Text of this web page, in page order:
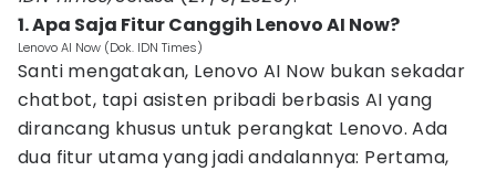
1. Apa Saja Fitur Canggih Lenovo AI Now?
Lenovo AI Now (Dok. IDN Times)
Santi mengatakan, Lenovo AI Now bukan sekadar
chatbot, tapi asisten pribadi berbasis AI yang
dirancang khusus untuk perangkat Lenovo. Ada
dua fitur utama yang jadi andalannya: Pertama,